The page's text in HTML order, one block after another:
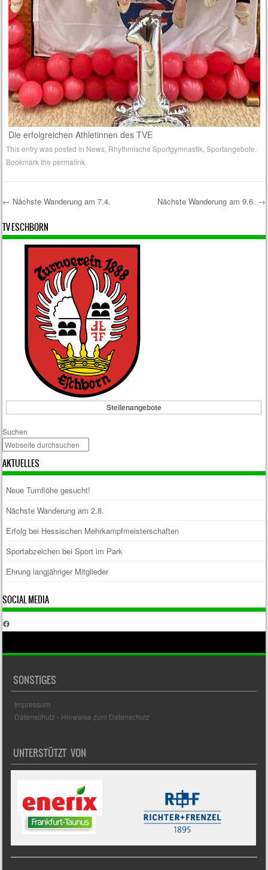
Die erfolgreichen Athletinnen des TVE
This entry was posted in News Rhythmische Sportgymnastik ,Sportangebote
Bookmark thepermalink
Post navigation
← Nächste Wanderung am 7.4. Nächste Wanderung am 9.6. →
TV ESCHBORN
Stellenangebote
Suchen
AKTUELLES
Neue Turnflöhe gesucht!
Nächste Wanderung am 2.8.
Erfolg bei Hessischen Mehrkampfmeisterschaften
Sportabzeichen bei Sport im Park
Ehrung langjähriger Mitglieder
SOCIAL MEDIA
Facebook
SONSTIGES
Impressum
Datenschutz - Hinweise zum Datenschutz
UNTERSTÜTZT VON